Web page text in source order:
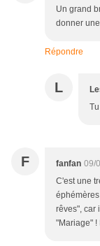
Un grand
donner
Répondre
L
F fanfan 09/
C'est une
rêves", car
"Mariage" !